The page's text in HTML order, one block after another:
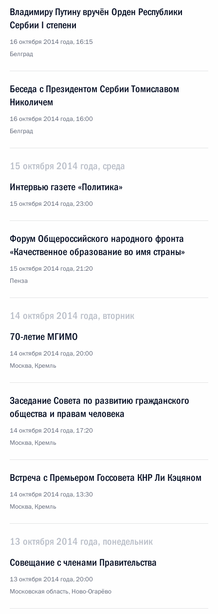
Владимиру Путину вручён Орден Республики
Сербии I степени
16 октября 2014 года, 16:15
Белград
Беседа с Президентом Сербии Томиславом
Николичем
16 октября 2014 года, 16:00
Белград
15 октября 2014 года, среда
Интервью газете «Политика»
15 октября 2014 года, 23:00
Форум Общероссийского народного фронта
«Качественное образование во имя страны»
15 октября 2014 года, 21:20
Пенза
14 октября 2014 года, вторник
70-летие МГИМО
14 октября 2014 года, 20:00
Москва, Кремль
Заседание Совета по развитию гражданского
общества и правам человека
14 октября 2014 года, 17:20
Москва, Кремль
Встреча с Премьером Госсовета КНР Ли Кэцяном
14 октября 2014 года, 13:30
Москва, Кремль
13 октября 2014 года, понедельник
Совещание с членами Правительства
13 октября 2014 года, 20:00
Московская область, Ново-Огарёво